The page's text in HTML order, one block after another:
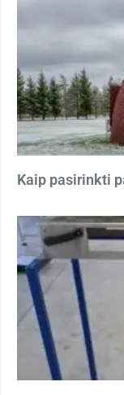
Kaip pasirinkti